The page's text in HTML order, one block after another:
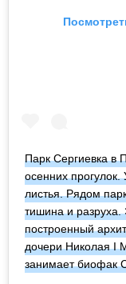
Парк Сергиевка в
осенних
листья. Рядом
тишина и разруха.
построенный
дочери Николая I
занимает биофак